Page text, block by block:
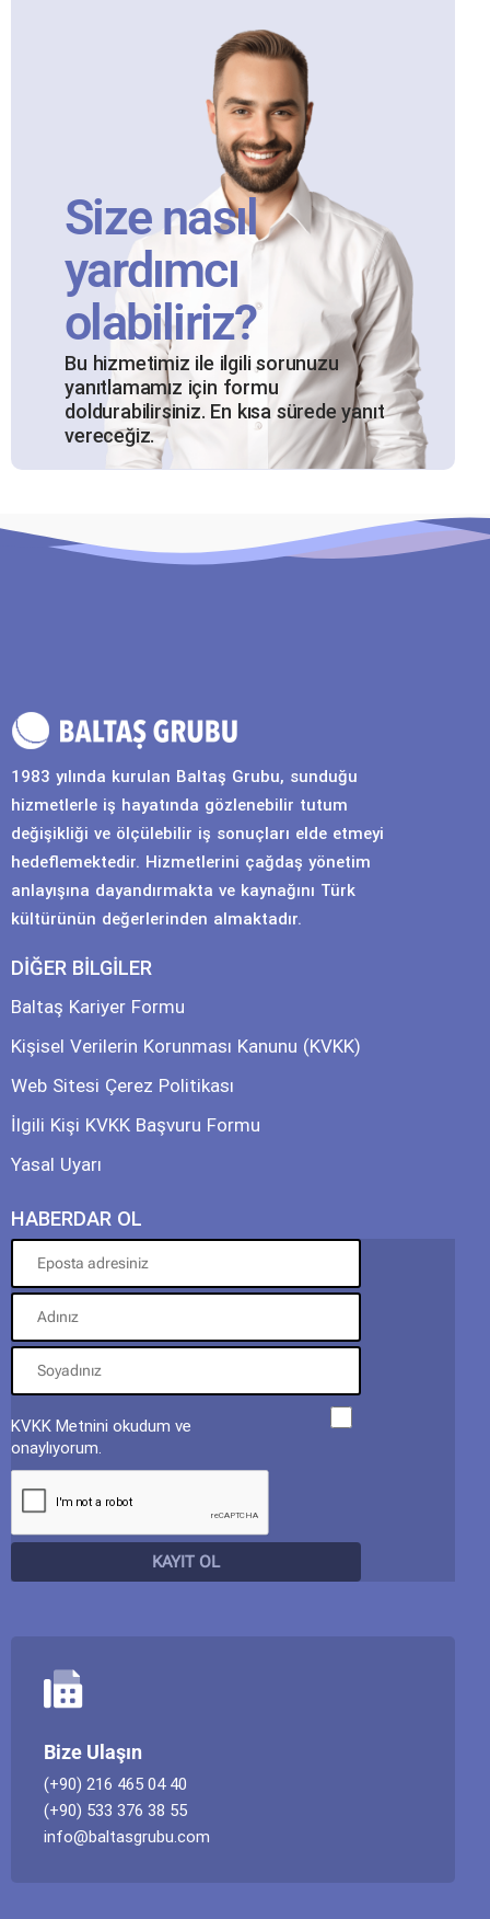
Size nasıl
yardımcı
olabiliriz?
Bu hizmetimiz ile ilgili sorunuzu
yanıtlamamız için formu
doldurabilirsiniz. En kısa sürede yanıt
vereceğiz.
1983 yılında kurulan Baltaş Grubu, sunduğu
hizmetlerle iş hayatında gözlenebilir tutum
değişikliği ve ölçülebilir iş sonuçları elde etmeyi
hedeflemektedir. Hizmetlerini çağdaş yönetim
anlayışına dayandırmakta ve kaynağını Türk
kültürünün değerlerinden almaktadır.
DİĞER BİLGİLER
Baltaş Kariyer Formu
Kişisel Verilerin Korunması Kanunu (KVKK)
Web Sitesi Çerez Politikası
İlgili Kişi KVKK Başvuru Formu
Yasal Uyarı
HABERDAR OL
KVKK Metnini okudum ve
onaylıyorum.
Bize Ulaşın
(+90) 216 465 04 40
(+90) 533 376 38 55
info@baltasgrubu.com